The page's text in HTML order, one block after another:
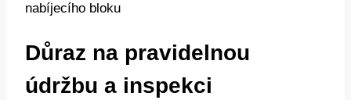
Důraz na pravidelnou
údržbu a inspekci